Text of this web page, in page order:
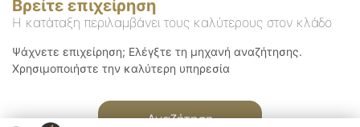
Βρείτε επιχείρηση
Η κατάταξη περιλαμβάνει τους καλύτερους στον κλάδο
Ψάχνετε επιχείρηση; Ελέγξτε τη μηχανή αναζήτησης.
Χρησιμοποιήστε την καλύτερη υπηρεσία
Αναζήτηση